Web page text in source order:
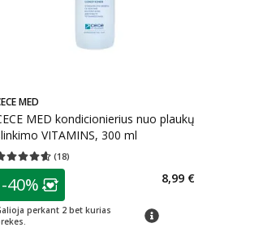
:
MED
MED kondicionierius nuo plaukų
VITAMINS, 300 ml
(18)
įvertinimas 4.61
patarimas
Lojalumo klubo narių nuolaida
-40%
perkant 2 bet kurias
patarimas
8,99 €